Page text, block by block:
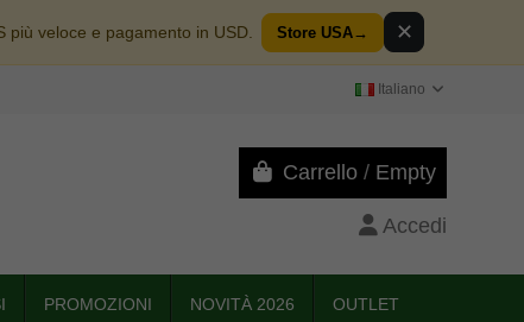
veloce e pagamento in USD. Store USA→ ✕
Italiano
Carrello / Empty
Accedi
PROMOZIONI NOVITÀ 2026 OUTLET